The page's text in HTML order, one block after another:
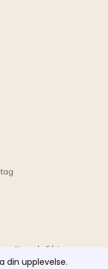
Kostnadseffektivt
din upplevelse.